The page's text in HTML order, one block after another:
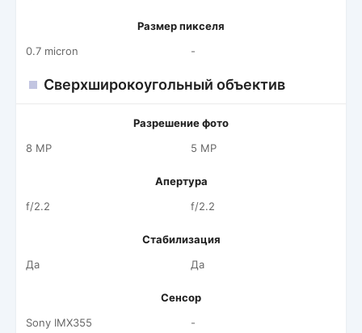
Размер пикселя
0.7 micron
-
Сверхширокоугольный объектив
Разрешение фото
8 MP
5 MP
Апертура
f/2.2
f/2.2
Стабилизация
Да
Да
Сенсор
Sony IMX355
-